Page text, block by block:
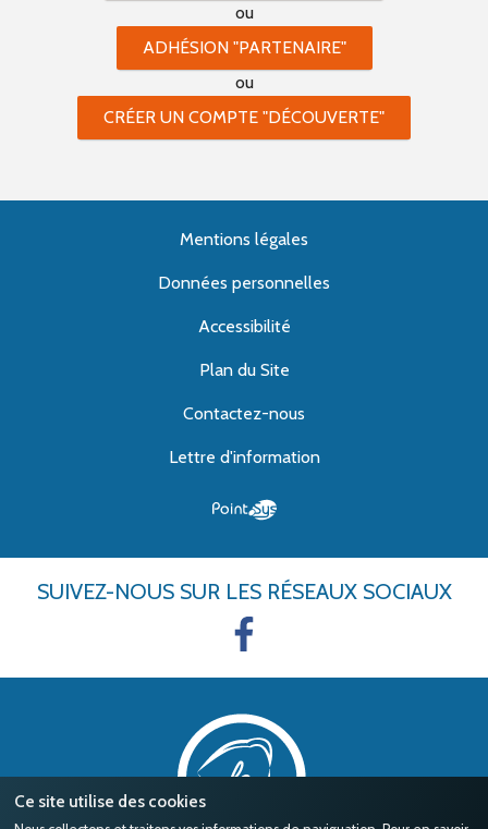
Ce site utilise des cookies
ou
ADHÉSION "PARTENAIRE"
ou
CRÉER UN COMPTE "DÉCOUVERTE"
Mentions légales
Données personnelles
Accessibilité
Plan du Site
Contactez-nous
Lettre d'information
SUIVEZ-NOUS SUR LES RÉSEAUX SOCIAUX